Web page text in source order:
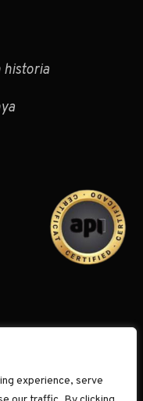
experience, serve
historia